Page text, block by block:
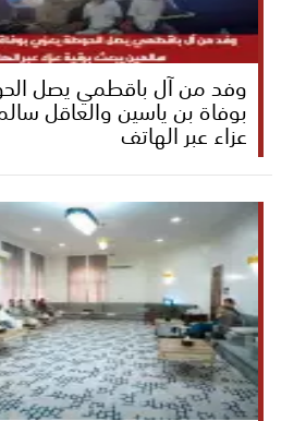
وفد من آل باقطمي يصل
بوفاة بن ياسين والعاقل
عزاء عبر الهاتف